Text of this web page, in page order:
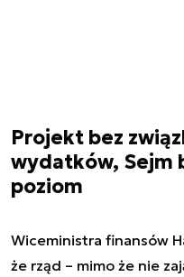
Projekt bez
wydatków, Sejm
poziom
Wiceministra finansów
że rząd – mimo że nie